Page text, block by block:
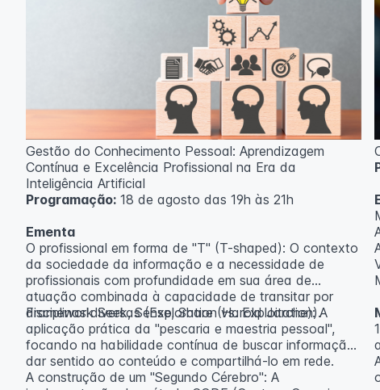
Gestão do Conhecimento Pessoal: Aprendizagem
Contínua e Excelência Profissional na Era da
Inteligência Artificial
Programação: 18 de agosto das 19h às 21h
Ementa
O profissional em forma de "T" (T-shaped): O contexto
da sociedade da informação e a necessidade de
profissionais com profundidade em sua área de
atuação combinada à capacidade de transitar por
disciplinas diversas (Exploration vs. Exploitation).
Framework Seek, Sense, Share (Harold Jarche): A
aplicação prática da "pescaria e maestria pessoal",
focando na habilidade contínua de buscar informação,
dar sentido ao conteúdo e compartilhá-lo em rede.
A construção de um "Segundo Cérebro": A